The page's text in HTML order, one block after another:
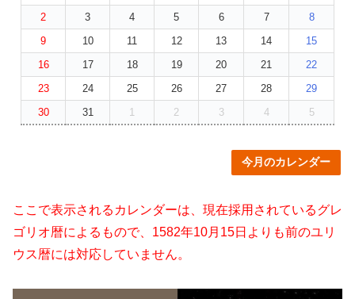
2
3 4 5 6 7
8
9
10 11 12 13 14
15
16
17 18 19 20 21
22
23
24 25 26 27 28
29
30
31 1 2 3 4 5
今月のカレンダー
ここで表示されるカレンダーは、現在採用されているグレ
ゴリオ暦によるもので、1582年10月15日よりも前のユリ
ウス暦には対応していません。